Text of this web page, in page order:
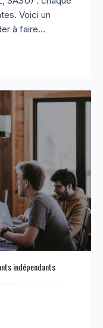
Voici un
à faire...
indépendants